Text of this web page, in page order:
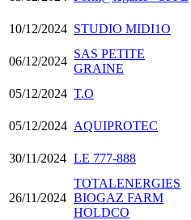
10/12/2024 STUDIO MIDI1O
06/12/2024
SAS PETITE
GRAINE
05/12/2024 T.O
05/12/2024 AQUIPROTEC
30/11/2024 LE 777-888
26/11/2024
TOTALENERGIES
BIOGAZ FARM
HOLDCO